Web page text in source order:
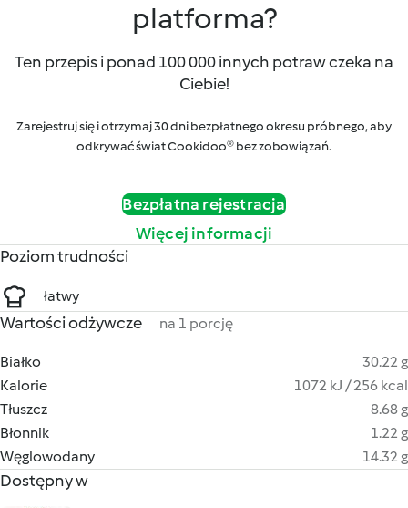
platforma?
Ten przepis i ponad 100 000 innych potraw czeka na
Ciebie!
Zarejestruj się i otrzymaj 30 dni bezpłatnego okresu próbnego, aby
odkrywać świat Cookidoo® bez zobowiązań.
Bezpłatna rejestracja
Więcej informacji
Poziom trudności
łatwy
Wartości odżywcze na 1 porcję
Białko
30.22 g
Kalorie
1072 kJ / 256 kcal
Tłuszcz
8.68 g
Błonnik
1.22 g
Węglowodany
14.32 g
Dostępny w